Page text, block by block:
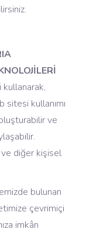
sitesi kullanımı
ve
diğer kişisel
bulunan
çevrimiçi
imkân